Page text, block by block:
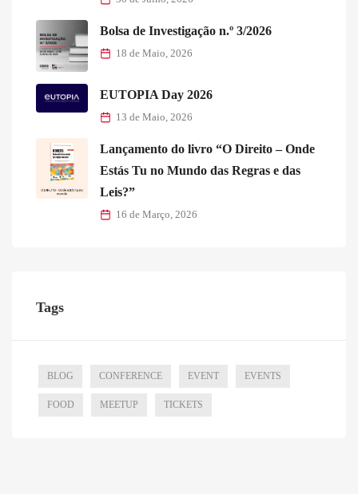
Bolsa de Investigação n.º 3/2026
18 de Maio, 2026
EUTOPIA Day 2026
13 de Maio, 2026
Lançamento do livro “O Direito – Onde
Estás Tu no Mundo das Regras e das
Leis?”
16 de Março, 2026
Tags
BLOG CONFERENCE EVENT EVENTS
FOOD MEETUP TICKETS